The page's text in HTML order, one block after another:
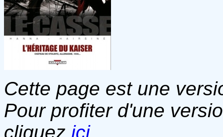
Cette page est une
Pour profiter d'une
cliquez ici.